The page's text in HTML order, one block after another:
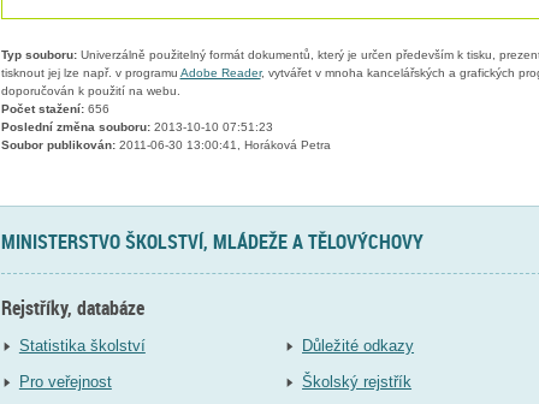
Typ souboru:Univerzálně použitelný formát dokumentů, který je určen především k tisku,
tisknout jej lze např. v programu Adobe Reader, vytvářet v mnoha kancelářských a grafických
doporučován k použití na webu.
Počet stažení:656
Poslední změna souboru:2013-10-10 07:51:23
Soubor publikován:2011-06-30 13:00:41, Horáková Petra
MINISTERSTVO ŠKOLSTVÍ, MLÁDEŽE A TĚLOVÝCHOVY
Rejstříky, databáze
Statistika školství
Pro veřejnost
Důležité odkazy
Školský rejstřík